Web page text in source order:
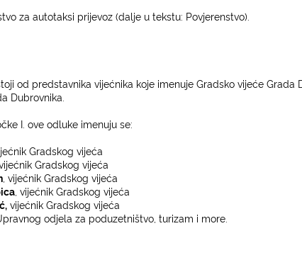
za autotaksi prijevoz (dalje u tekstu: Povjerenstvo).
od predstavnika vijećnika koje imenuje Gradsko vijeće
Dubrovnika.
I. ove odluke imenuju se:
Gradskog vijeća
Gradskog vijeća
, vijećnik Gradskog vijeća
, vijećnik Gradskog vijeća
vijećnik Gradskog vijeća
odjela za poduzetništvo, turizam i more.